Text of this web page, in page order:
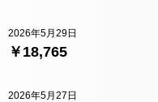
￥18,765
2026年5月29日
2026年5月27日